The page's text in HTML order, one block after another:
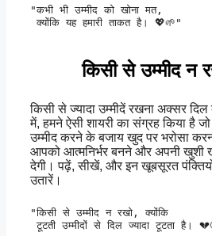
"कभी भी उम्मीद को खोना मत,
क्योंकि यह हमारी ताकत है। 💖🌱"
किसी से उम्मीद न
किसी से ज्यादा उम्मीदें रखना अक्सर दिल
में, हमने ऐसी शायरी का संग्रह किया है
उम्मीद करने के बजाय खुद पर भरोसा
आपको आत्मनिर्भर बनने और अपनी खुशी
देगी। पढ़ें, सीखें, और इन खूबसूरत
उतारें।
"किसी से उम्मीद न रखो, क्योंकि
टूटती उम्मीदों से दिल ज्यादा टूटता है।